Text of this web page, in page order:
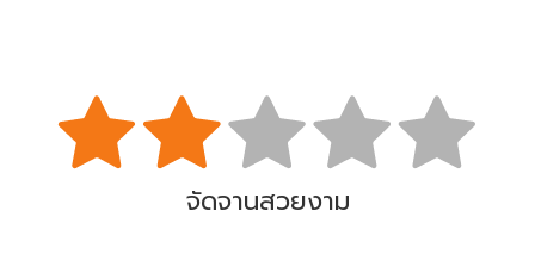
จัดจานสวยงาม